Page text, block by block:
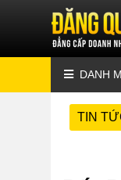
DANH
TIN